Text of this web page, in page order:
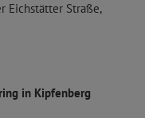
Eichstätter Straße,
in Kipfenberg